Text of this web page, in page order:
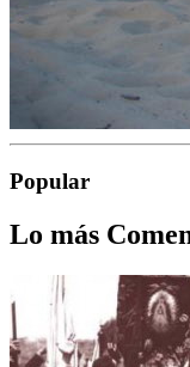
Popular
Lo más